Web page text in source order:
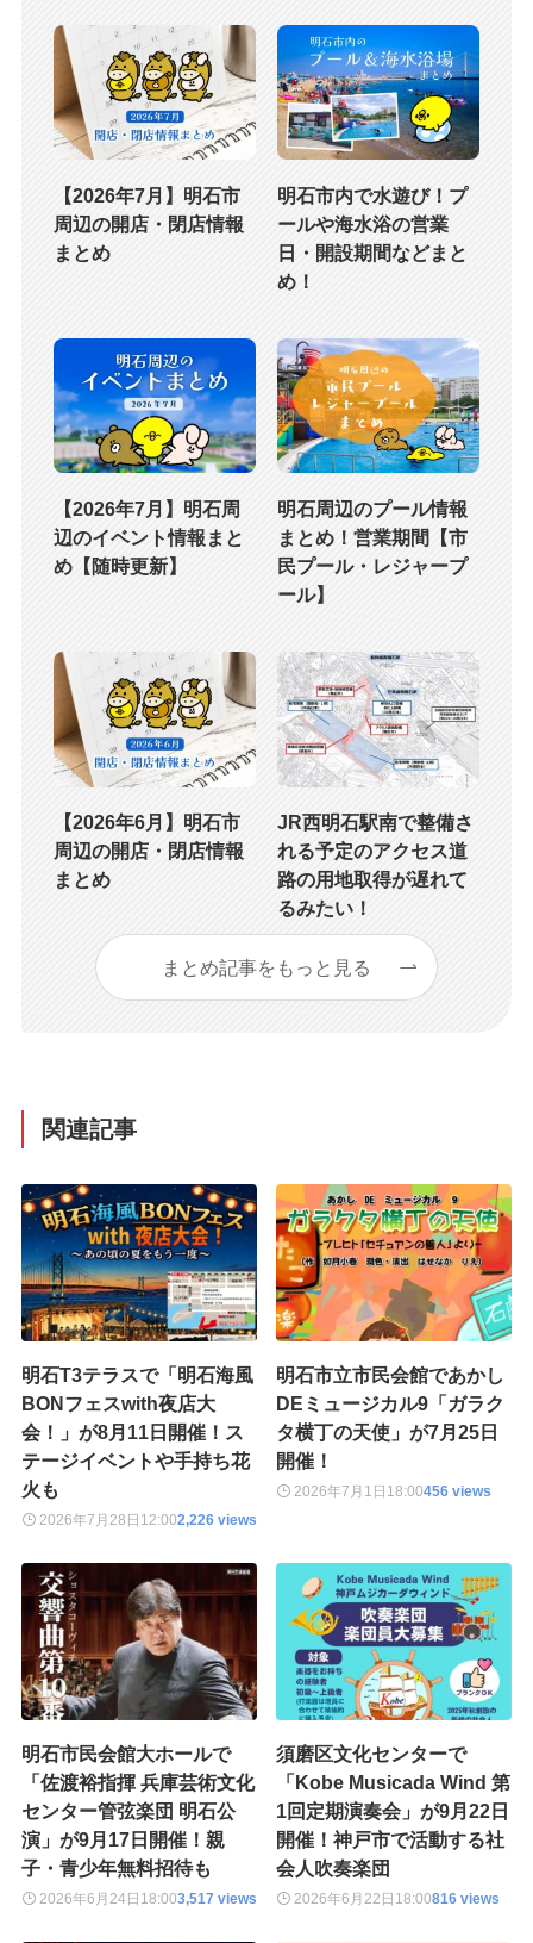
【2026年7月】明石市
周辺の開店・閉店情報
まとめ
明石市内で水遊び！プ
ールや海水浴の営業
日・開設期間などまと
め！
【2026年7月】明石周
辺のイベント情報まと
め【随時更新】
明石周辺のプール情報
まとめ！営業期間【市
民プール・レジャープ
ール】
【2026年6月】明石市
周辺の開店・閉店情報
まとめ
JR西明石駅南で整備さ
れる予定のアクセス道
路の用地取得が遅れて
るみたい！
まとめ記事をもっと見る
関連記事
明石T3テラスで「明石海風
BONフェスwith夜店大
会！」が8月11日開催！ス
テージイベントや手持ち花
火も
2026年7月28日 12:002,226 views
明石市立市民会館であかし
DEミュージカル9「ガラク
タ横丁の天使」が7月25日
開催！
2026年7月1日 18:00456 views
明石市民会館大ホールで
「佐渡裕指揮 兵庫芸術文化
センター管弦楽団 明石公
演」が9月17日開催！親
子・青少年無料招待も
2026年6月24日 18:003,517 views
須磨区文化センターで
「Kobe Musicada Wind 第
1回定期演奏会」が9月22日
開催！神戸市で活動する社
会人吹奏楽団
2026年6月22日 18:00816 views